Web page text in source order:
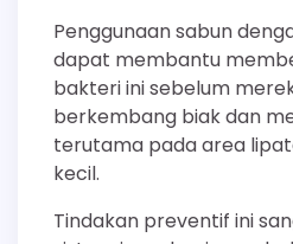
Penggunaan sabun
dapat membantu
bakteri ini sebelum
berkembang biak dan
terutama pada area
kecil.
Tindakan preventif ini